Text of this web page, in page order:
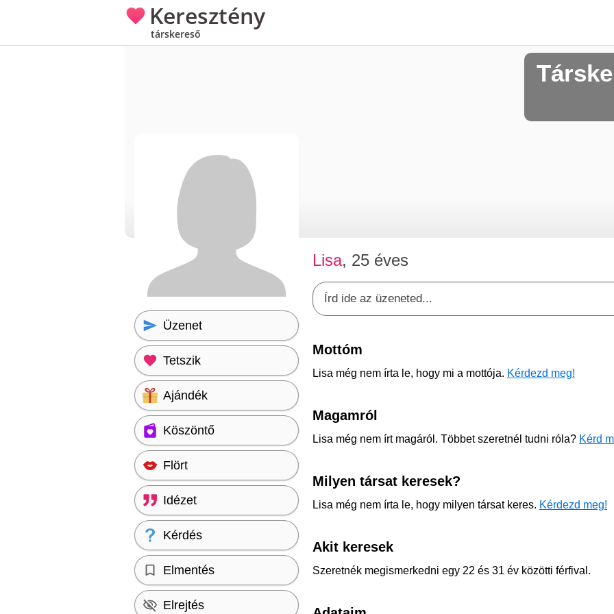
Keresztény
társkereső
Lisa, 25 éves
Mottóm
Lisa még nem írta le, hogy mi a mottója. Kérdezd meg!
Magamról
Lisa még nem írt magáról. Többet szeretnél tudni róla? Kérd
Milyen társat keresek?
Lisa még nem írta le, hogy milyen társat keres. Kérdezd meg!
Akit keresek
Szeretnék megismerkedni egy 22 és 31 év közötti férfival.
Üzenet
Tetszik
Ajándék
Köszöntő
Flört
Idézet
Kérdés
Elmentés
Elrejtés